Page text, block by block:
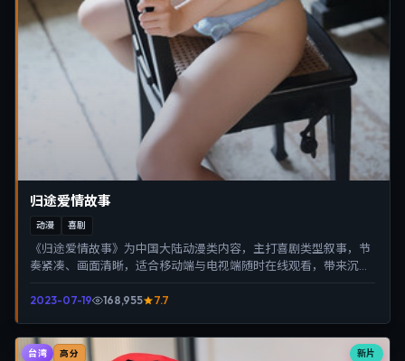
归途爱情故事
动漫 喜剧
《归途爱情故事》为中国大陆动漫类内容，主打喜剧类型叙事，节
奏紧凑、画面清晰，适合移动端与电视端随时在线观看，带来沉浸
2023-07-19 168,955 7.7
新片
台湾 高分